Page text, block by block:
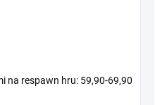
na respawn hru: 59,90-69,90